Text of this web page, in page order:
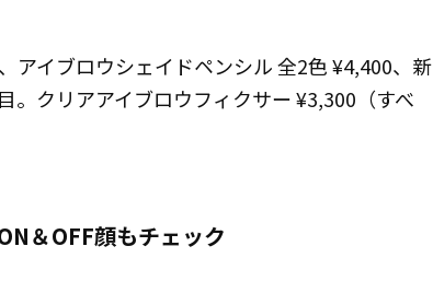
アイブロウシェイドペンシル 全2色 ¥4,400、新
。クリアアイブロウフィクサー ¥3,300（すべ
＆OFF顔もチェック